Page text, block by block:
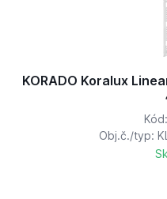
KORADO Koralux
Obj.č./typ: